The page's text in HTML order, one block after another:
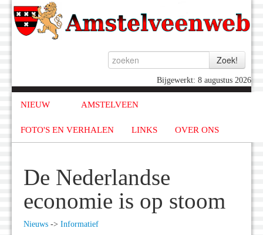
Bijgewerkt: 8 augustus 2026
NIEUW AMSTELVEEN
FOTO'S EN VERHALEN LINKS OVER ONS
De Nederlandse
economie is op stoom
Nieuws -> Informatief